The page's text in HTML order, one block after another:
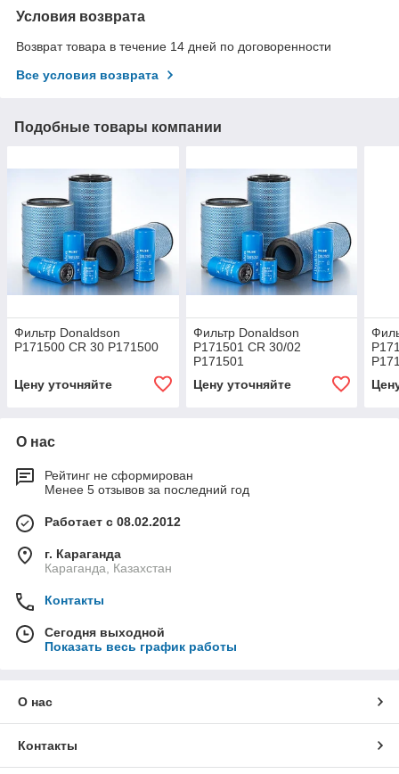
Условия возврата
Возврат товара в течение 14 дней по договоренности
Все условия возврата
Подобные товары компании
Фильтр Donaldson
P171500 CR 30 P171500
Цену уточняйте
Фильтр Donaldson
P171501 CR 30/02
P171501
Цену уточняйте
О нас
Рейтинг не сформирован
Менее 5 отзывов за последний год
Работает с 08.02.2012
г. Караганда
Караганда, Казахстан
Контакты
Сегодня выходной
Показать весь график работы
О нас
Контакты